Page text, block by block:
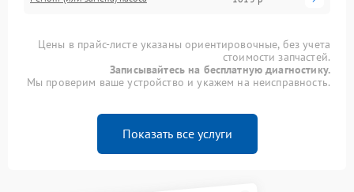
Цены в прайс-листе указаны ориентировочные, без учета
стоимости запчастей.
Записывайтесь на бесплатную диагностику.
Мы проверим ваше устройство и укажем на неисправность.
Показать все услуги